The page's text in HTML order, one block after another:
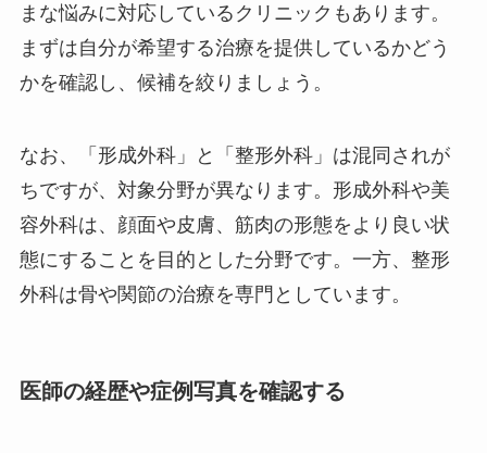
まな悩みに対応しているクリニックもあります。
まずは自分が希望する治療を提供しているかどう
かを確認し、候補を絞りましょう。
なお、「形成外科」と「整形外科」は混同されが
ちですが、対象分野が異なります。形成外科や美
容外科は、顔面や皮膚、筋肉の形態をより良い状
態にすることを目的とした分野です。一方、整形
外科は骨や関節の治療を専門としています。
医師の経歴や症例写真を確認する